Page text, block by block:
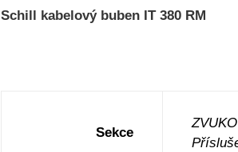
Schill kabelový buben IT 380 RM
Sekce